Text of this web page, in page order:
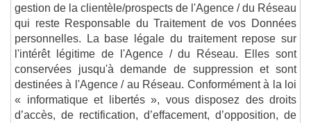
gestion de la clientèle/prospects de l'Agence / du Réseau
qui reste Responsable du Traitement de vos Données
personnelles. La base légale du traitement repose sur
l'intérêt légitime de l'Agence / du Réseau. Elles sont
conservées jusqu'à demande de suppression et sont
destinées à l'Agence / au Réseau. Conformément à la loi
« informatique et libertés », vous disposez des droits
d’accès, de rectification, d’effacement, d’opposition, de